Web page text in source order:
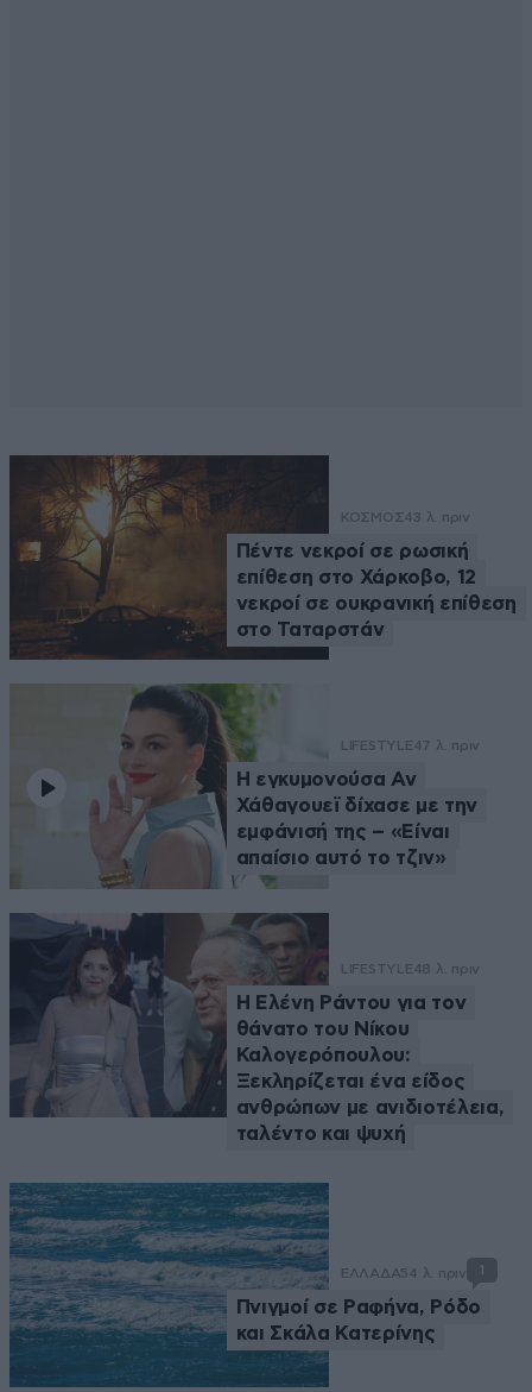
ΚΟΣΜΟΣ43 λ. πριν
Πέντε νεκροί σε ρωσική
επίθεση στο Χάρκοβο, 12
νεκροί σε ουκρανική επίθεση
στο Ταταρστάν
LIFESTYLE47 λ. πριν
Η εγκυμονούσα Αν
Χάθαγουεϊ δίχασε με την
εμφάνισή της – «Είναι
απαίσιο αυτό το τζιν»
LIFESTYLE48 λ. πριν
Η Ελένη Ράντου για τον
θάνατο του Νίκου
Καλογερόπουλου:
Ξεκληρίζεται ένα είδος
ανθρώπων με ανιδιοτέλεια,
ταλέντο και ψυχή
ΕΛΛΑΔΑ54 λ. πριν 1
Πνιγμοί σε Ραφήνα, Ρόδο
και Σκάλα Κατερίνης